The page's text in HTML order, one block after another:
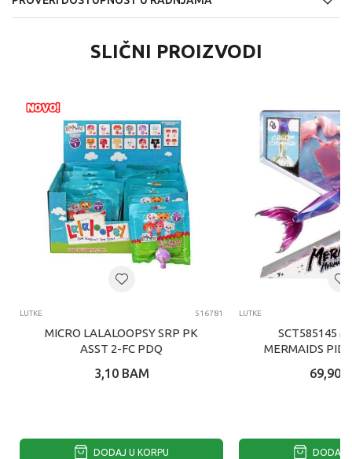
SLIČNI PROIZVODI
LUTKE 516781
MICRO LALALOOPSY SRP PK
ASST 2-FC PDQ
3,10 BAM
DODAJ U KORPU
LUTKE
SCT585145
MERMAIDS
69,90
DODAJ